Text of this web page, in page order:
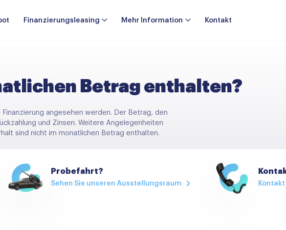
Finanzierungsleasing Mehr Information Kontakt
Betrag enthalten?
Finanzierung angesehen werden. Der Betrag, den
und Zinsen. Weitere Angelegenheiten
sind nicht im monatlichen Betrag enthalten.
Probefahrt?
Sehen Sie unseren Ausstellungsraum